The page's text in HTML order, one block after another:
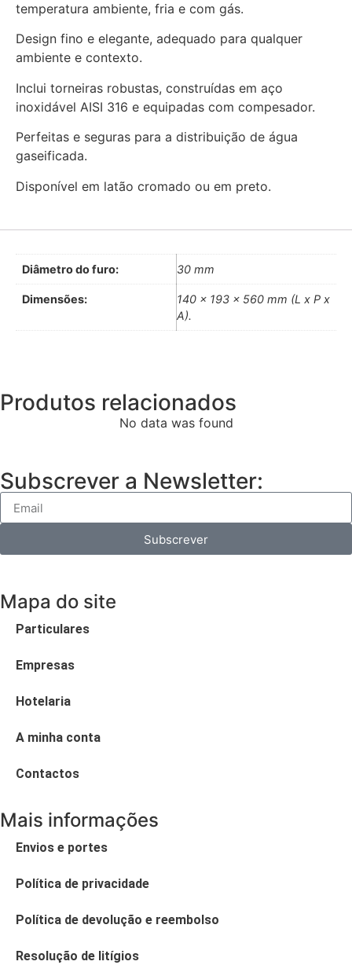
temperatura ambiente, fria e com gás.
Design fino e elegante, adequado para qualquer
ambiente e contexto.
Inclui torneiras robustas, construídas em aço
inoxidável AISI 316 e equipadas com compesador.
Perfeitas e seguras para a distribuição de água
gaseificada.
Disponível em latão cromado ou em preto.
Diâmetro do furo: 30 mm
Dimensões:
140 x 193 x 560 mm (L x P x
A).
Produtos relacionados
No data was found
Subscrever a Newsletter:
Subscrever
Mapa do site
Particulares
Empresas
Hotelaria
A minha conta
Contactos
Mais informações
Envios e portes
Política de privacidade
Política de devolução e reembolso
Resolução de litígios